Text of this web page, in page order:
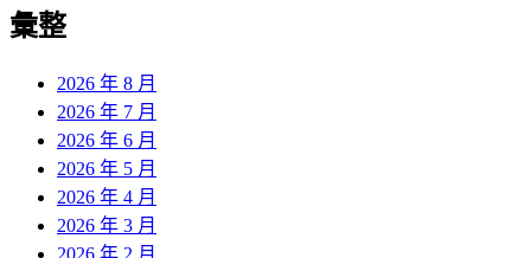
彙整
2026 年 8 月
2026 年 7 月
2026 年 6 月
2026 年 5 月
2026 年 4 月
2026 年 3 月